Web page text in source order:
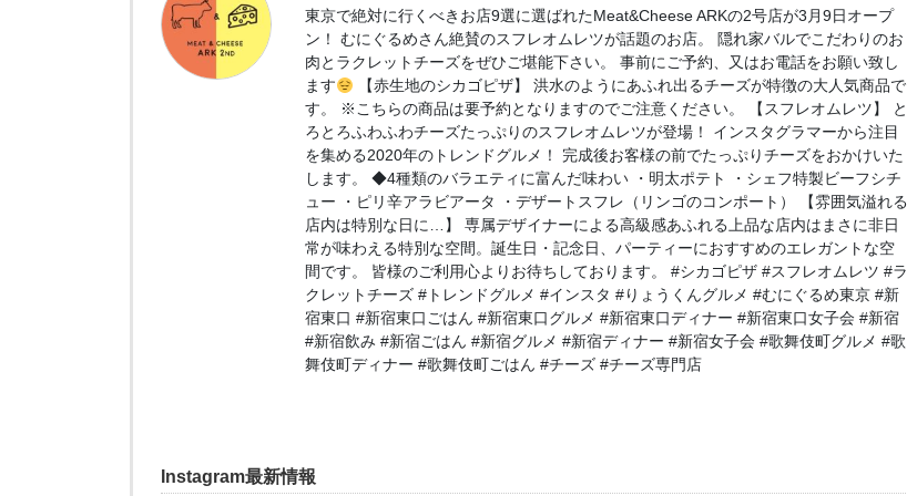
東京で絶対に行くべきお店9選に選ばれたMeat&Cheese ARKの2号店が3月9日オープ
ン！ むにぐるめさん絶賛のスフレオムレツが話題のお店。 隠れ家バルでこだわりのお
肉とラクレットチーズをぜひご堪能下さい。 事前にご予約、又はお電話をお願い致し
ます
【赤生地のシカゴピザ】 洪水のようにあふれ出るチーズが特徴の大人気商品で
す。 ※こちらの商品は要予約となりますのでご注意ください。 【スフレオムレツ】 と
ろとろふわふわチーズたっぷりのスフレオムレツが登場！ インスタグラマーから注目
を集める2020年のトレンドグルメ！ 完成後お客様の前でたっぷりチーズをおかけいた
します。 ◆4種類のバラエティに富んだ味わい ・明太ポテト ・シェフ特製ビーフシチ
ュー ・ピリ辛アラビアータ ・デザートスフレ（リンゴのコンポート） 【雰囲気溢れる
店内は特別な日に…】 専属デザイナーによる高級感あふれる上品な店内はまさに非日
常が味わえる特別な空間。誕生日・記念日、パーティーにおすすめのエレガントな空
間です。 皆様のご利用心よりお待ちしております。 #シカゴピザ #スフレオムレツ #ラ
クレットチーズ #トレンドグルメ #インスタ #りょうくんグルメ #むにぐるめ東京 #新
宿東口 #新宿東口ごはん #新宿東口グルメ #新宿東口ディナー #新宿東口女子会 #新宿
#新宿飲み #新宿ごはん #新宿グルメ #新宿ディナー #新宿女子会 #歌舞伎町グルメ #歌
舞伎町ディナー #歌舞伎町ごはん #チーズ #チーズ専門店
Instagram最新情報